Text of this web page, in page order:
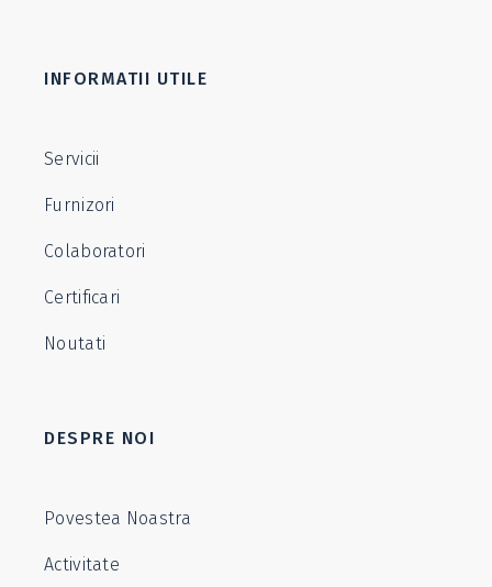
INFORMATII UTILE
Servicii
Furnizori
Colaboratori
Certificari
Noutati
DESPRE NOI
Povestea Noastra
Activitate